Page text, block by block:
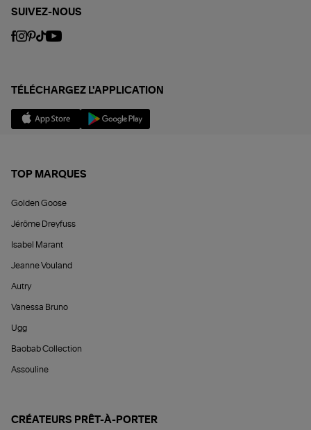
SUIVEZ-NOUS
TÉLÉCHARGEZ L'APPLICATION
TOP MARQUES
Golden Goose
Jérôme Dreyfuss
Isabel Marant
Jeanne Vouland
Autry
Vanessa Bruno
Ugg
Baobab Collection
Assouline
CRÉATEURS PRÊT-À-PORTER